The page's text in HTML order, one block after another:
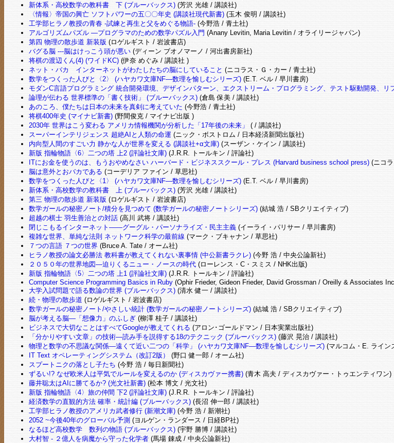
新体系・高校数学の教科書 下 (ブルーバックス)(芳沢 光雄 / 講談社)
〈情報〉帝国の興亡 ソフトパワーの五〇〇年史 (講談社現代新書)(玉木 俊明 / 講談社)
工学部ヒラノ教授の青春 -試練と再生と父をめぐる物語-(今野浩 / 青土社)
アルゴリズムパズル ―プログラマのための数学パズル入門 (Anany Levitin, Maria Levitin / オライリージャパン)
第四 物理の散歩道 新装版 (ロゲルギスト / 岩波書店)
バグる脳 ---脳はけっこう頭が悪い(ディーン ブオノマーノ / 河出書房新社)
将棋の渡辺くん(4) (ワイドKC)(伊奈 めぐみ / 講談社 )
ネット・バカ インターネットがわたしたちの脳にしていること (ニコラス・Ｇ・カー / 青土社)
数学をつくった人びと〈2〉 (ハヤカワ文庫NF―数理を愉しむシリーズ)(E.T. ベル / 早川書房)
モダンC言語プログラミング 統合開発環境、デザインパターン、エクストリーム・プログラミング、テスト駆動開発、
論理が伝わる 世界標準の「書く技術」 (ブルーバックス)(倉島 保美 / 講談社)
あのころ、僕たちは日本の未来を真剣に考えていた (今野浩 / 青土社)
将棋400年史 (マイナビ新書)(野間俊克 / マイナビ出版 )
2030年 世界はこう変わる アメリカ情報機関が分析した「17年後の未来」
( / 講談社)
スーパーインテリジェンス 超絶AIと人類の命運 (ニック・ボストロム / 日本経済新聞出版社)
内向型人間のすごい力 静かな人が世界を変える (講談社+α文庫)(スーザン・ケイン / 講談社)
新版 指輪物語〈6〉二つの塔 上2 (評論社文庫)(J.R.R. トールキン / 評論社)
ITにお金を使うのは、もうおやめなさい ハーバード・ビジネススクール・プレス (Harvard business school press)(ニコラ
脳は意外とおバカである (コーデリア ファイン / 草思社)
数学をつくった人びと〈1〉 (ハヤカワ文庫NF―数理を愉しむシリーズ)(E.T. ベル / 早川書房)
新体系・高校数学の教科書 上 (ブルーバックス)(芳沢 光雄 / 講談社)
第三 物理の散歩道 新装版 (ロゲルギスト / 岩波書店)
数学ガールの秘密ノート/積分を見つめて (数学ガールの秘密ノートシリーズ)(結城 浩 / SBクリエイティブ)
超越の棋士 羽生善治との対話(高川 武将 / 講談社)
閉じこもるインターネット――グーグル・パーソナライズ・民主主義(イーライ・パリサー / 早川書房)
複雑な世界、単純な法則 ネットワーク科学の最前線 (マーク・ブキャナン / 草思社)
７つの言語 ７つの世界(Bruce A. Tate / オーム社)
ヒラノ教授の論文必勝法 教科書が教えてくれない裏事情 (中公新書ラクレ)(今野 浩 / 中央公論新社)
２０５０年の世界地図―迫りくるニュー・ノースの時代(ローレンス・C・スミス / NHK出版)
新版 指輪物語〈5〉二つの塔 上1 (評論社文庫)(J.R.R. トールキン / 評論社)
Computer Science Programming Basics in Ruby(Ophir Frieder, Gideon Frieder, David Grossman / Oreilly & Associates
大学入試問題で語る数論の世界 (ブルーバックス)(清水 健一 / 講談社)
続・物理の散歩道 (ロゲルギスト / 岩波書店)
数学ガールの秘密ノート/やさしい統計 (数学ガールの秘密ノートシリーズ)(結城 浩 / SBクリエイティブ)
脳が考える脳―「想像力」のふしぎ(柳澤 桂子 / 講談社)
ビジネスで大切なことはすべてGoogleが教えてくれる (アロン･ゴールドマン / 日本実業出版社)
「分かりやすい文章」の技術―読み手を説得する18のテクニック (ブルーバックス)(藤沢 晃治 / 講談社)
物理と数学の不思議な関係―遠くて近い二つの「科学」 (ハヤカワ文庫NF―数理を愉しむシリーズ)(マルコム・E. ライン
IT Text オペレーティングシステム（改訂2版）
(野口 健一郎 / オーム社)
スプートニクの落とし子たち (今野 浩 / 毎日新聞社)
ずるい!? なぜ欧米人は平気でルールを変えるのか (ディスカヴァー携書)(青木 高夫 / ディスカヴァー・トゥエンティワン)
藤井聡太はAIに勝てるか? (光文社新書)(松本 博文 / 光文社)
新版 指輪物語〈4〉旅の仲間 下2 (評論社文庫)(J.R.R. トールキン / 評論社)
経済数学の直観的方法 確率・統計編 (ブルーバックス)(長沼 伸一郎 / 講談社)
工学部ヒラノ教授のアメリカ武者修行 (新潮文庫)(今野 浩 / 新潮社)
2052 ~今後40年のグローバル予測 (ヨルゲン・ランダース / 日経BP社)
なるほど高校数学 数列の物語 (ブルーバックス)(宇野 勝博 / 講談社)
大村智 - ２億人を病魔から守った化学者(馬場 錬成 / 中央公論新社)